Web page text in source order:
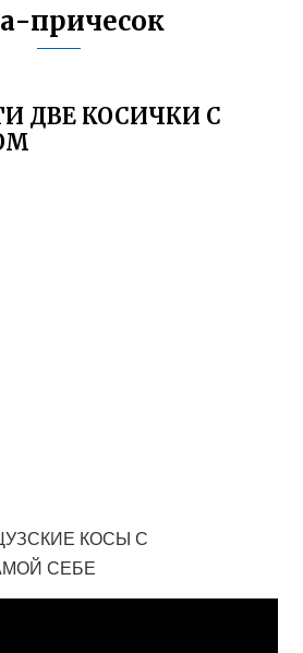
причесок
ДВЕ КОСИЧКИ С
КОСЫ С
СЕБЕ